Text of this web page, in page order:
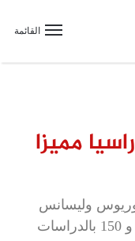
القائمة
دراسيا مميزا
برنامج بكالوريوس وليسانس
ساعات معتمدة و 25 بالتعليم المدمج و 150 بالدراسات